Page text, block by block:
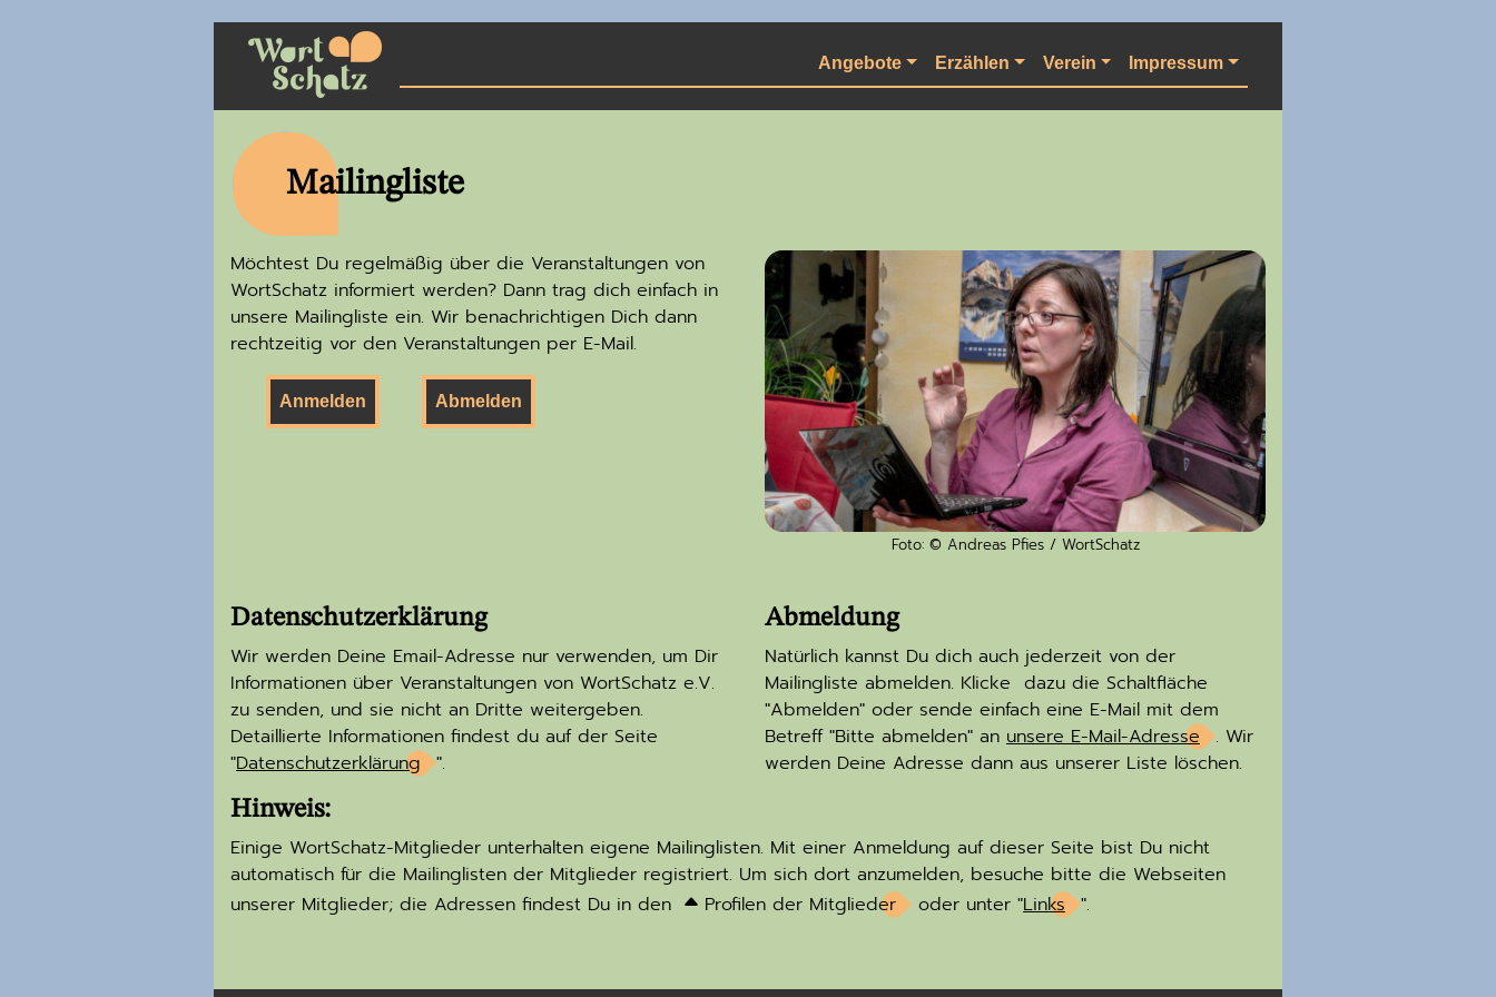
Angebote Erzählen Verein Impressum
Mailingliste
Möchtest Du regelmäßig über die Veranstaltungen von
WortSchatz informiert werden? Dann trag dich einfach in
unsere Mailingliste ein. Wir benachrichtigen Dich dann
rechtzeitig vor den Veranstaltungen per E-Mail.
Anmelden Abmelden
Foto: © Andreas Pfies / WortSchatz
Datenschutzerklärung
Wir werden Deine Email-Adresse nur verwenden, um Dir
Informationen über Veranstaltungen von WortSchatz e.V.
zu senden, und sie nicht an Dritte weitergeben.
Detaillierte Informationen findest du auf der Seite
"Datenschutzerklärung ".
Abmeldung
Natürlich kannst Du dich auch jederzeit von der
Mailingliste abmelden. Klicke dazu die Schaltfläche
"Abmelden" oder sende einfach eine E-Mail mit dem
Betreff "Bitte abmelden" an unsere E-Mail-Adresse
. Wir
werden Deine Adresse dann aus unserer Liste löschen.
Hinweis:
Einige WortSchatz-Mitglieder unterhalten eigene Mailinglisten. Mit einer Anmeldung auf dieser Seite bist Du nicht
automatisch für die Mailinglisten der Mitglieder registriert. Um sich dort anzumelden, besuche bitte die Webseiten
unserer Mitglieder; die Adressen findest Du in den
Profilen der Mitglieder oder unter "Links ".